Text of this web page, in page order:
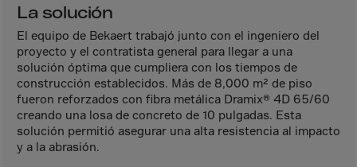
Buesingen
Bulgaria
Burkina-Faso
Burundi
Cambodia
Cameroon
La solución
El equipo de Bekaert trabajó junto con el ingeniero del
proyecto y el contratista general para llegar a una
solución óptima que cumpliera con los tiempos de
construcción establecidos. Más de 8,000 m² de piso
fueron reforzados con fibra metálica Dramix® 4D 65/60
creando una losa de concreto de 10 pulgadas. Esta
solución permitió asegurar una alta resistencia al impacto
y a la abrasión.